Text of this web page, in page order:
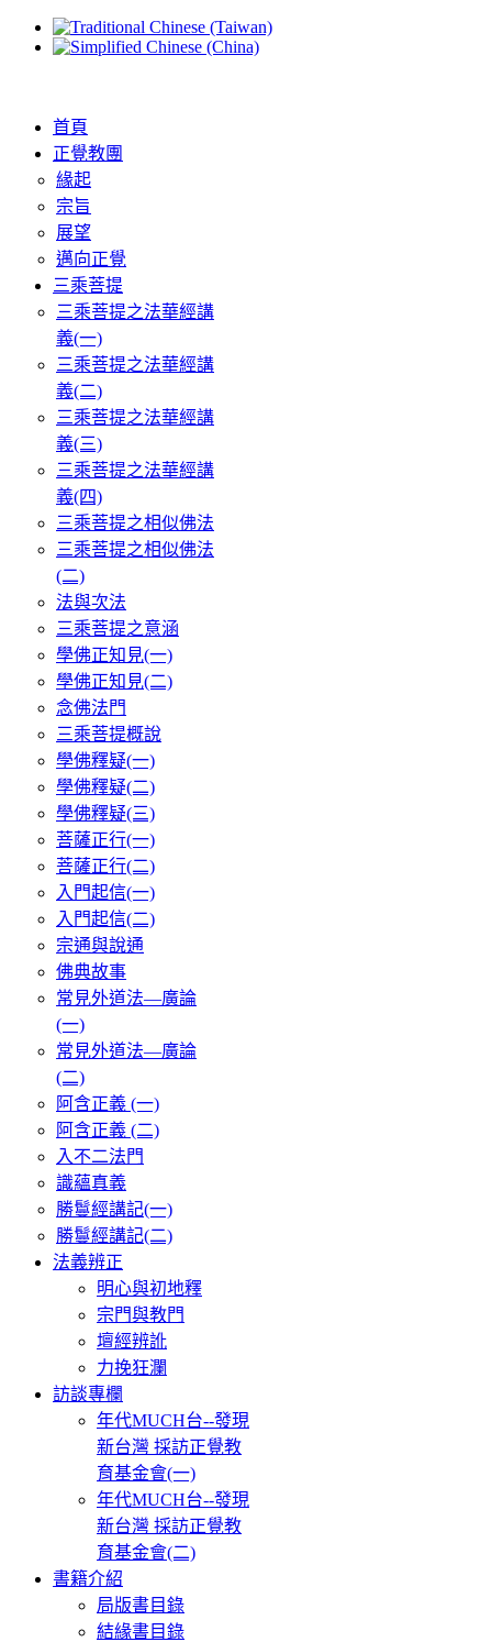
首頁
正覺教團
緣起
宗旨
展望
邁向正覺
三乘菩提
三乘菩提之法華經講
義(一)
三乘菩提之法華經講
義(二)
三乘菩提之法華經講
義(三)
三乘菩提之法華經講
義(四)
三乘菩提之相似佛法
三乘菩提之相似佛法
(二)
法與次法
三乘菩提之意涵
學佛正知見(一)
學佛正知見(二)
念佛法門
三乘菩提概說
學佛釋疑(一)
學佛釋疑(二)
學佛釋疑(三)
菩薩正行(一)
菩薩正行(二)
入門起信(一)
入門起信(二)
宗通與說通
佛典故事
常見外道法—廣論
(一)
常見外道法—廣論
(二)
阿含正義 (一)
阿含正義 (二)
入不二法門
識蘊真義
勝鬘經講記(一)
勝鬘經講記(二)
法義辨正
明心與初地釋
宗門與教門
壇經辨訛
力挽狂瀾
訪談專欄
年代MUCH台--發現
新台灣 採訪正覺教
育基金會(一)
年代MUCH台--發現
新台灣 採訪正覺教
育基金會(二)
書籍介紹
局版書目錄
結緣書目錄